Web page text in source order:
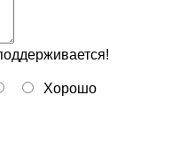
Хорошо